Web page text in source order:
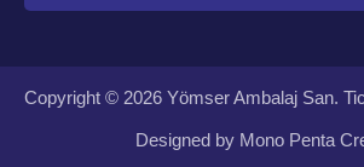
Copyright © 2026 Yömser Ambalaj San.
Designed by Mono Penta